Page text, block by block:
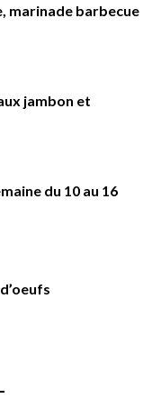
marinade barbecue
jambon et
du 10 au 16